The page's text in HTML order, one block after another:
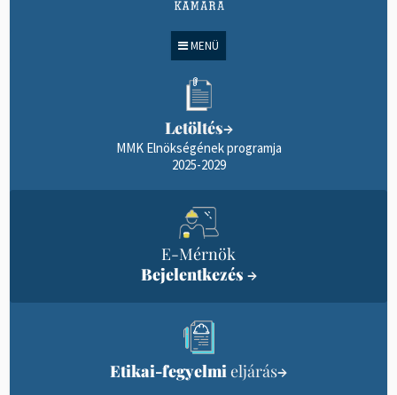
MENÜ
Letöltés→
MMK Elnökségének programja
2025-2029
E-Mérnök
Bejelentkezés →
Etikai-fegyelmieljárás→